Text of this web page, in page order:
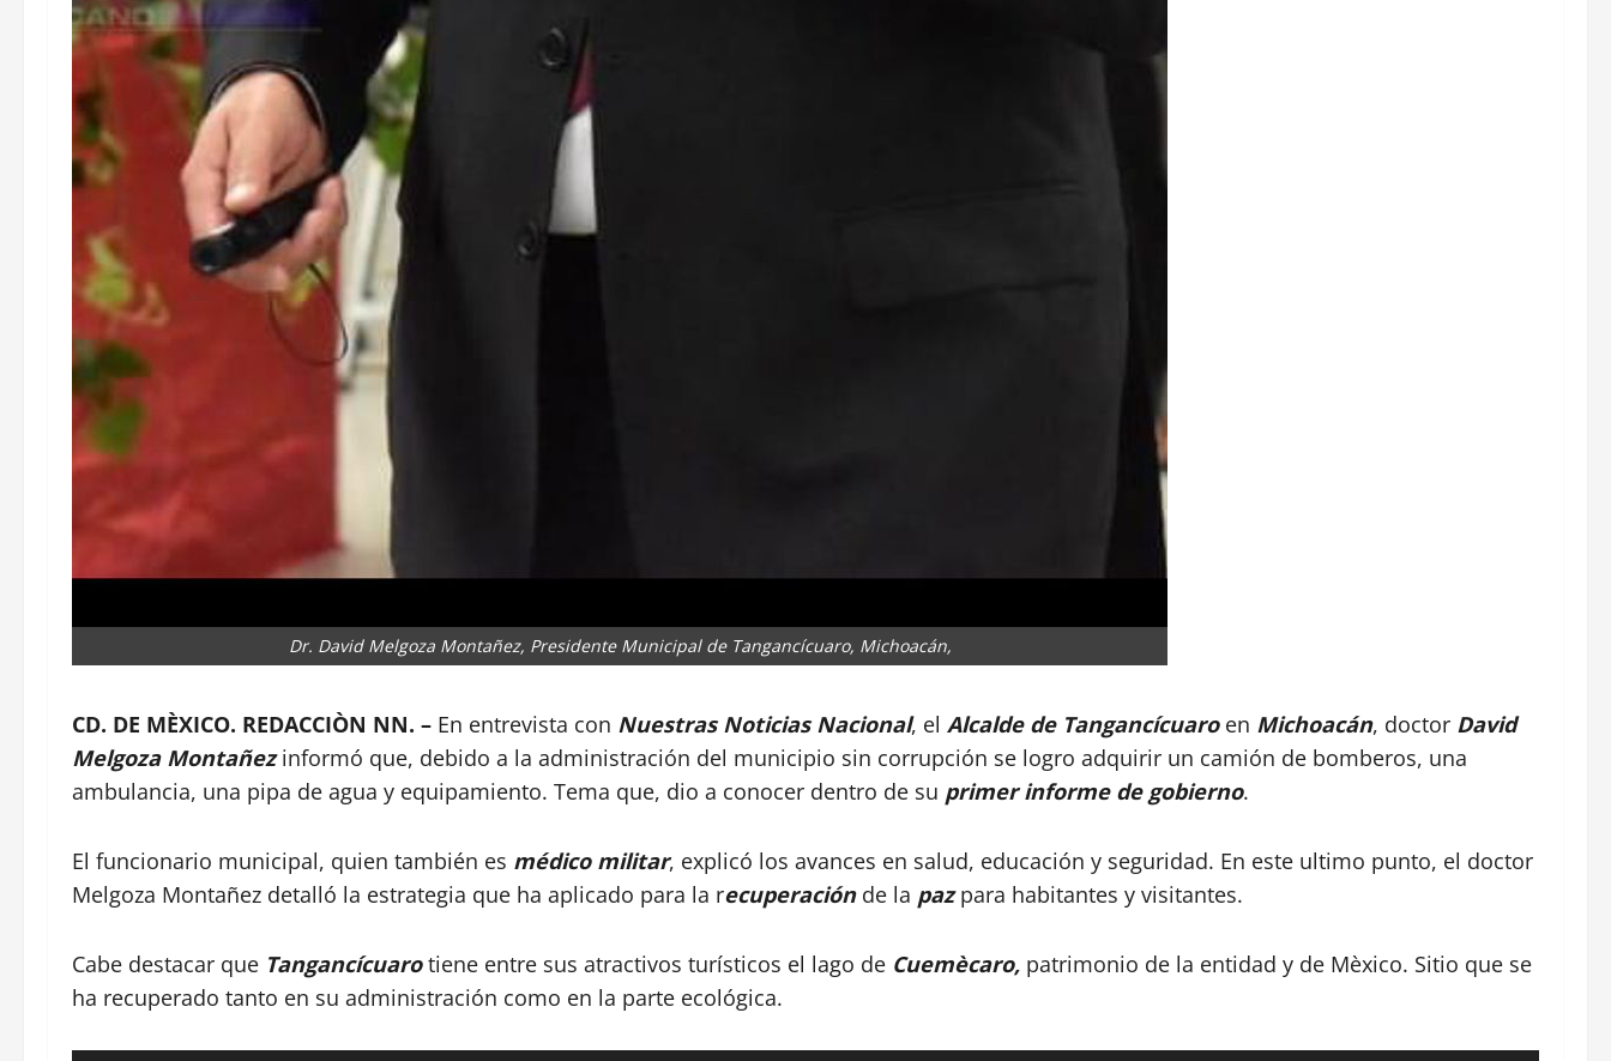
Dr. David Melgoza Montañez, Presidente Municipal de Tangancícuaro, Michoacán,
CD. DE MÈXICO. REDACCIÒN NN. – En entrevista con Nuestras Noticias Nacional, el Alcalde de Tangancícuaroen Michoacán, doctor David
Melgoza Montañezinformó que, debido a la administración del municipio sin corrupción se logro adquirir un camión de bomberos, una
ambulancia, una pipa de agua y equipamiento. Tema que, dio a conocer dentro de su primer informe de gobierno.
El funcionario municipal, quien también es médico militar, explicó los avances en salud, educación y seguridad. En este ultimo punto, el doctor
Melgoza Montañez detalló la estrategia que ha aplicado para la recuperación de la pazpara habitantes y visitantes.
Cabe destacar que Tangancícuaro tiene entre sus atractivos turísticos el lago de Cuemècaro, patrimonio de la entidad y de Mèxico. Sitio que se
ha recuperado tanto en su administración como en la parte ecológica.